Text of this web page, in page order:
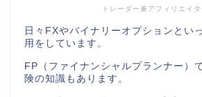
トレーダー兼アフィリエイタ
日々FXやバイナリーオプションとい
用をしています。
FP（ファイナンシャルプランナー）
険の知識もあります。